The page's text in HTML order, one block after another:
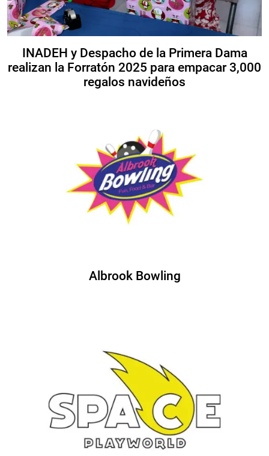
INADEH y Despacho de la Primera Dama
realizan la Forratón 2025 para empacar 3,000
regalos navideños
Albrook Bowling